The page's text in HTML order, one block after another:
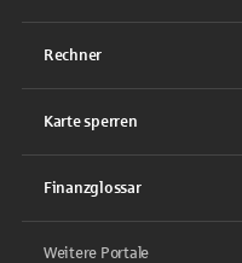
Rechner
Karte sperren
Finanzglossar
Weitere Portale